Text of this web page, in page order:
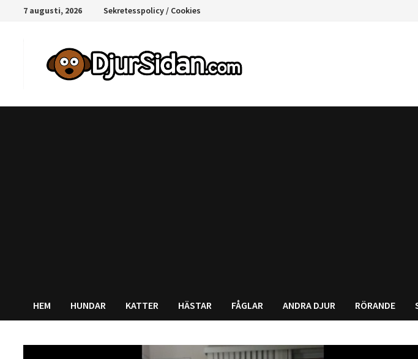
Hoppa7 augusti, 2026 Sekretesspolicy / Cookies
HEM HUNDAR KATTER HÄSTAR FÅGLAR ANDRA DJUR RÖRANDE